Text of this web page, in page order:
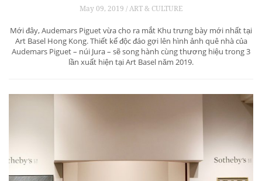
May 09, 2019 / ART & CULTURE
Mới đây, Audemars Piguet vừa cho ra mắt Khu trưng bày mới nhất tại
Art Basel Hong Kong. Thiết kế độc đáo gợi lên hình ảnh quê nhà của
Audemars Piguet – núi Jura – sẽ song hành cùng thương hiệu trong 3
lần xuất hiện tại Art Basel năm 2019.